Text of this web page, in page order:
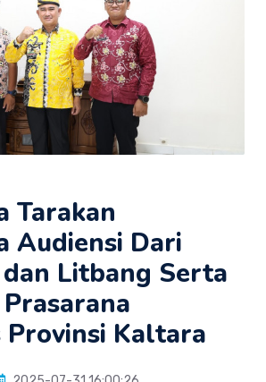
Tarakan
Audiensi Dari
Litbang Serta
Kaltara